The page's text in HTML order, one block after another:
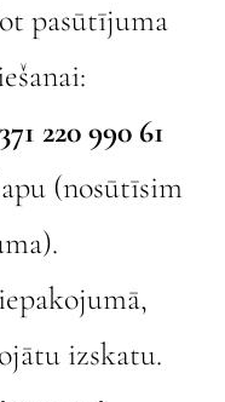
pasūtījuma
220 990 61
(nosūtīsim
izskatu.